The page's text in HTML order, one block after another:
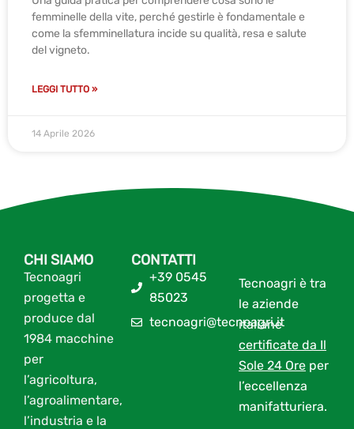
femminelle della vite, perché gestirle è fondamentale e
come la sfemminellatura incide su qualità, resa e salute
del vigneto.
LEGGI TUTTO »
14 Aprile 2026
CHI SIAMO
Tecnoagri
progetta e
produce dal
1984 macchine
per
l’agricoltura,
l’agroalimentare,
l’industria e la
CONTATTI
+39 0545
85023
tecnoagri@tecnoagri.it
Tecnoagri è tra
le aziende
italiane
certificate da Il
Sole 24 Ore per
l’eccellenza
manifatturiera.